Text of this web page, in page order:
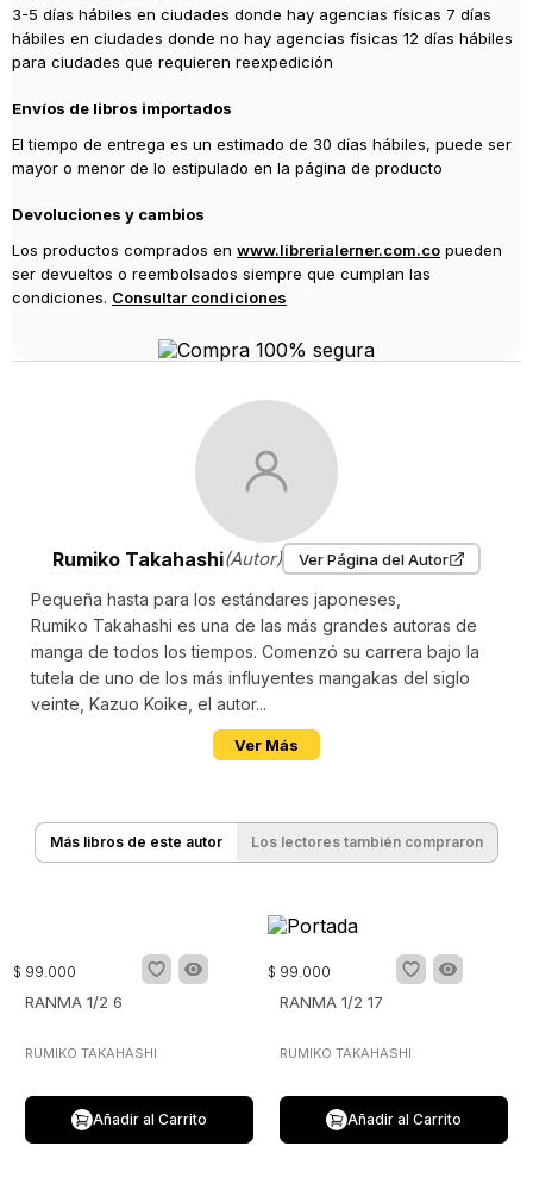
Daruma
3-5 días hábiles en ciudades donde hay agencias físicas 7 días
hábiles en ciudades donde no hay agencias físicas 12 días hábiles
para ciudades que requieren reexpedición
Envíos de libros importados
El tiempo de entrega es un estimado de 30 días hábiles, puede ser
mayor o menor de lo estipulado en la página de producto
Devoluciones y cambios
Los productos comprados en www.librerialerner.com.co pueden
ser devueltos o reembolsados siempre que cumplan las
condiciones. Consultar condiciones
Rumiko Takahashi(Autor) Ver Página del Autor
Pequeña hasta para los estándares japoneses,
Rumiko Takahashi es una de las más grandes autoras de
manga de todos los tiempos. Comenzó su carrera bajo la
tutela de uno de los más influyentes mangakas del siglo
veinte, Kazuo Koike, el autor...
Ver Más
Más libros de este autor Los lectores también compraron
$ 99.000
RANMA 1/2 6
RUMIKO TAKAHASHI
Añadir al Carrito
$ 99.000
RANMA 1/2 17
RUMIKO TAKAHASHI
Añadir al Carrito